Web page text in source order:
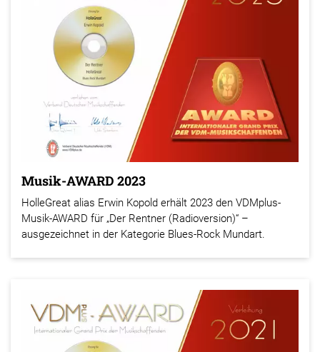
Musik-AWARD 2023
HolleGreat alias Erwin Kopold erhält 2023 den VDMplus-
Musik-AWARD für „Der Rentner (Radioversion)“ –
ausgezeichnet in der Kategorie Blues-Rock Mundart.